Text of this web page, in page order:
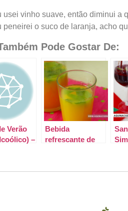
usei vinho suave, então diminui a
peneirei o suco de laranja, acho
Pode Gostar De:
Verão
–
Bebida
refrescante de